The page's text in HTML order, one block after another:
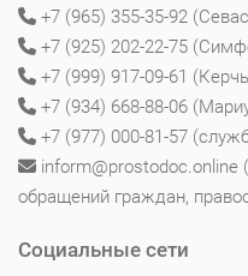
+7 (965) 355-35-92
+7 (925) 202-22-75
+7 (999) 917-09-61
+7 (934) 668-88-06
+7 (977) 000-81-57
inform@prostodoc.online
обращений граждан,
Социальные сети